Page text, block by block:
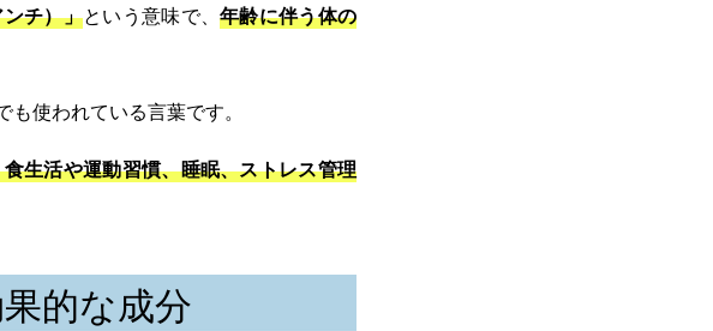
チ）」という意味で、年齢に伴う体の
使われている言葉です。
生活や運動習慣、睡眠、ストレス管理
的な成分